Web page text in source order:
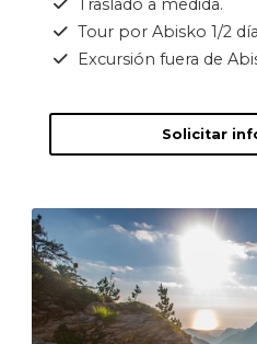
Traslado a medida.
Tour por Abisko 1/2
Excursión fuera de
Solicitar